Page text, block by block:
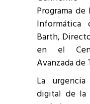
Programa
Informática
Barth,
en el
Avanzada de
La
digital de la